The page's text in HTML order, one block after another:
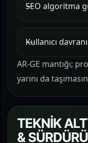
SEO algoritma
Kullanıcı
AR-GE mantığı;
yarını da
TEKNİK
&